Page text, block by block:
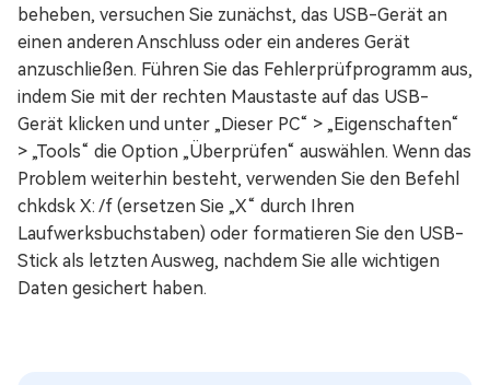
beheben, versuchen Sie zunächst, das USB-Gerät an
einen anderen Anschluss oder ein anderes Gerät
anzuschließen. Führen Sie das Fehlerprüfprogramm aus,
indem Sie mit der rechten Maustaste auf das USB-
Gerät klicken und unter „Dieser PC“ > „Eigenschaften“
> „Tools“ die Option „Überprüfen“ auswählen. Wenn das
Problem weiterhin besteht, verwenden Sie den Befehl
chkdsk X: /f (ersetzen Sie „X“ durch Ihren
Laufwerksbuchstaben) oder formatieren Sie den USB-
Stick als letzten Ausweg, nachdem Sie alle wichtigen
Daten gesichert haben.